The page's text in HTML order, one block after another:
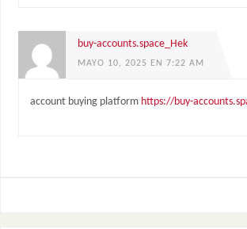
buy-accounts.space_Hek
MAYO 10, 2025 EN 7:22 AM
account buying platform https://buy-